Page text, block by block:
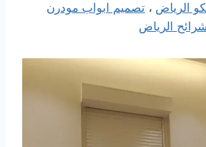
الرياض ، تصميم ابواب مودرن
الرياض